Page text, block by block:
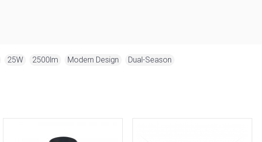
25W 2500lm Modern Design Dual-Season